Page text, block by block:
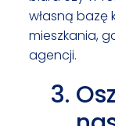
własną
mieszkania,
agencji.
3.